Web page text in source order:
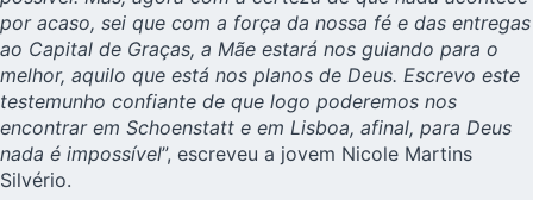
por acaso, sei que com a força da nossa fé e das entregas
ao Capital de Graças, a Mãe estará nos guiando para o
melhor, aquilo que está nos planos de Deus. Escrevo este
testemunho confiante de que logo poderemos nos
encontrar em Schoenstatt e em Lisboa, afinal, para Deus
nada é impossível”, escreveu a jovem Nicole Martins
Silvério.